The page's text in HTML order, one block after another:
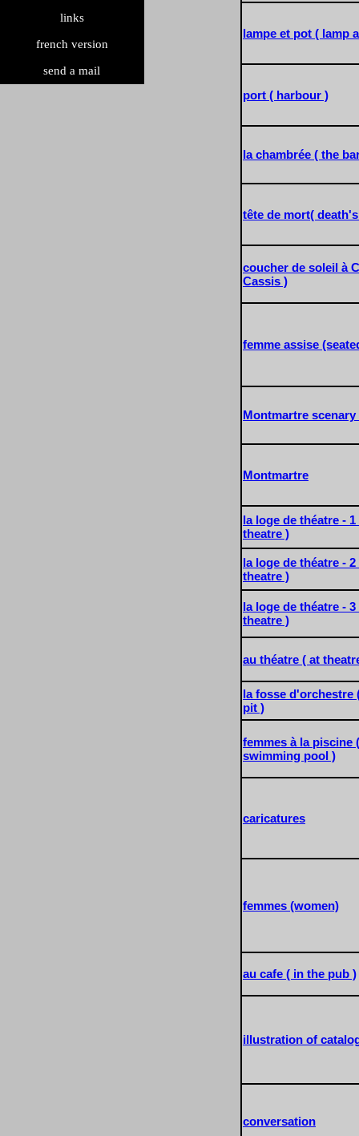
search exhibition
search painting
bibliography
links
Other publications of Pierre Girieud's
Links to other sites speaking of
french version
send a mail
lampe et pot ( lamp
port ( harbour )
la chambrée ( the
tête de mort(
coucher de soleil à
Cassis )
femme assise
Montmartre
Montmartre
la loge de théatre -
theatre )
la loge de théatre -
theatre )
la loge de théatre -
theatre )
au théatre ( at
la fosse d'orchestre
pit )
femmes à la piscine
swimming pool )
caricatures
femmes (women)
au cafe ( in the pub )
illustration of
conversation